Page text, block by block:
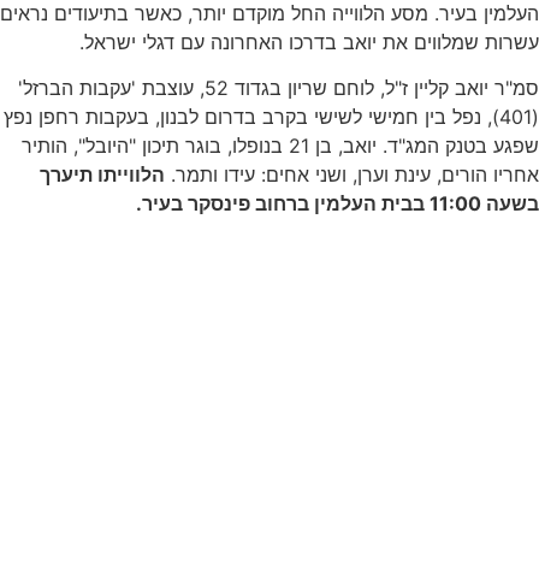
העלמין בעיר. מסע הלווייה החל מוקדם יותר, כאשר בתיעודים נראים
עשרות שמלווים את יואב בדרכו האחרונה עם דגלי ישראל.
סמ"ר יואב קליין ז"ל, לוחם שריון בגדוד 52, עוצבת 'עקבות הברזל'
(401), נפל בין חמישי לשישי בקרב בדרום לבנון, בעקבות רחפן נפץ
שפגע בטנק המג"ד. יואב, בן 21 בנופלו, בוגר תיכון "היובל", הותיר
אחריו הורים, עינת וערן, ושני אחים: עידו ותמר. הלווייתו תיערך
בשעה 11:00 בבית העלמין ברחוב פינסקר בעיר.